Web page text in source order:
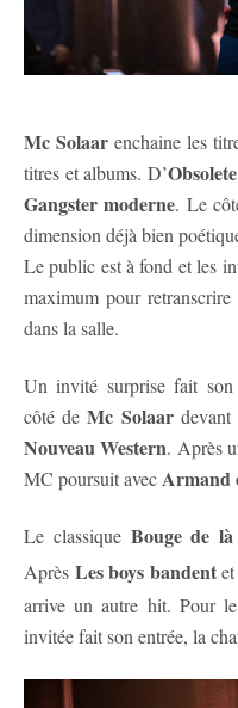
Mc Solaar enchaine les
titres et albums. D’Obsolete
Gangster moderne. Le
dimension déjà bien
Le public est à fond et les
maximum pour retranscrire
dans la salle.
Un invité surprise fait
côté deMc Solaardevant
Nouveau Western. Après
MC poursuit avecArmand
Le classique Bouge de là
Après Les boys bandentet
arrive un autre hit. Pour
invitée fait son entrée, la